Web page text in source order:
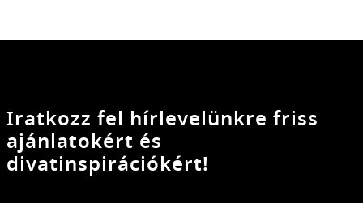
Iratkozz fel hírlevelünkre friss
ajánlatokért és
divatinspirációkért!